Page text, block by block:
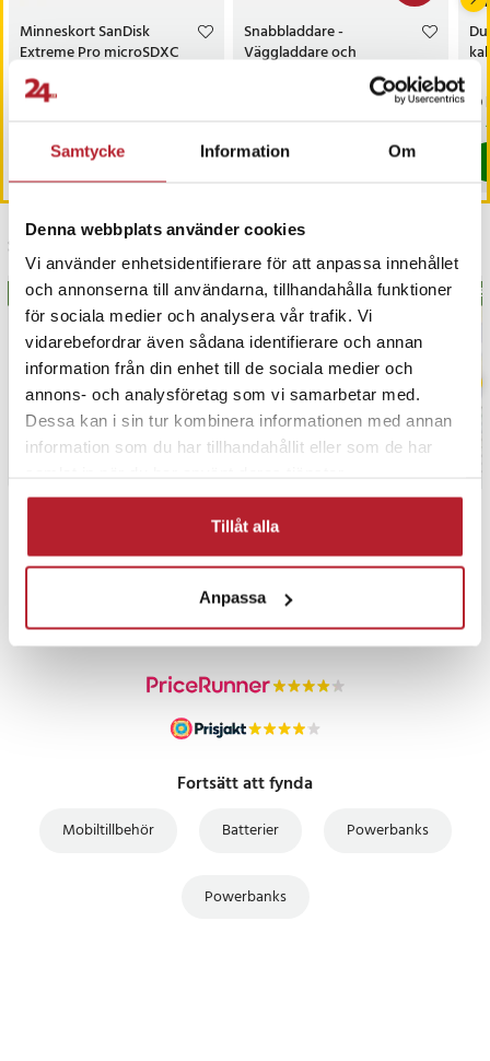
Samtycke Information Om
Denna webbplats använder cookies
Vi använder enhetsidentifierare för att anpassa innehållet
och annonserna till användarna, tillhandahålla funktioner
för sociala medier och analysera vår trafik. Vi
vidarebefordrar även sådana identifierare och annan
information från din enhet till de sociala medier och
annons- och analysföretag som vi samarbetar med.
Dessa kan i sin tur kombinera informationen med annan
information som du har tillhandahållit eller som de har
Tillåt alla
Anpassa
Minneskort SanDisk
Extreme Pro microSDXC
- 128GB
Pris:449 kr
449 kr
Köp
Snabbladdare -
Väggladdare och
laddkabel med USB-C
Senast besökta
BÄSTSÄLJARE
PRISGARANTI
UTFÖRSÄLJNING
Fortsätt att fynda
Mobiltillbehör Batterier Powerbanks
Powerbanks